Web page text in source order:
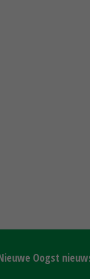
Oogst